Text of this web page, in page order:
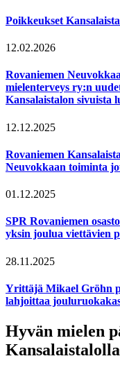
Poikkeukset
12.02.2026
Rovaniemen
mielenterveys ry:n
Kansalaistalon sivuista
12.12.2025
Rovaniemen
Neuvokkaan toiminta
01.12.2025
SPR Rovaniemen
yksin joulua viettävien
28.11.2025
Yrittäjä Mikael Gröhn
lahjoittaa
Hyvän mielen